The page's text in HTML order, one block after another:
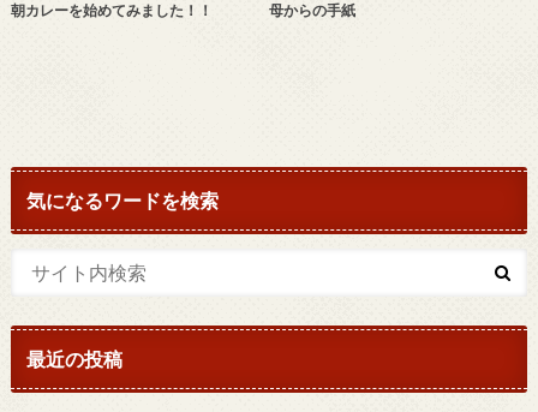
朝カレーを始めてみました！！ 母からの手紙
気になるワードを検索
最近の投稿